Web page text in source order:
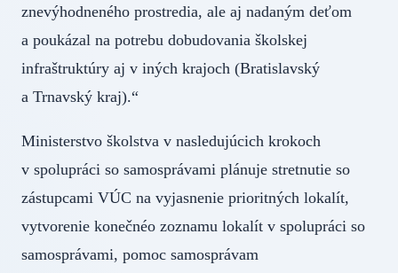
znevýhodneného prostredia, ale aj nadaným deťom
a poukázal na potrebu dobudovania školskej
infraštruktúry aj v iných krajoch (Bratislavský
a Trnavský kraj).“
Ministerstvo školstva v nasledujúcich krokoch
v spolupráci so samosprávami plánuje stretnutie so
zástupcami VÚC na vyjasnenie prioritných lokalít,
vytvorenie konečnéo zoznamu lokalít v spolupráci so
samosprávami, pomoc samosprávam